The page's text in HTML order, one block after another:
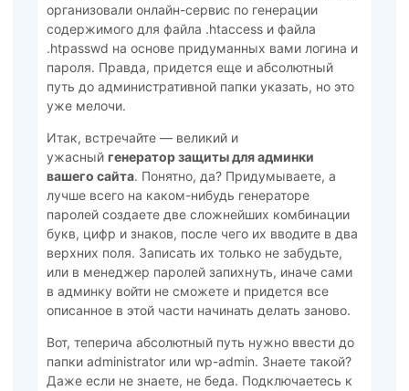
организовали онлайн-сервис по генерации
содержимого для файла .htaccess и файла
.htpasswd на основе придуманных вами логина и
пароля. Правда, придется еще и абсолютный
путь до административной папки указать, но это
уже мелочи.
Итак, встречайте — великий и
ужасный генератор защиты для админки
вашего сайта. Понятно, да? Придумываете, а
лучше всего на каком-нибудь генераторе
паролей создаете две сложнейших комбинации
букв, цифр и знаков, после чего их вводите в два
верхних поля. Записать их только не забудьте,
или в менеджер паролей запихнуть, иначе сами
в админку войти не сможете и придется все
описанное в этой части начинать делать заново.
Вот, теперича абсолютный путь нужно ввести до
папки administrator или wp-admin. Знаете такой?
Даже если не знаете, не беда. Подключаетесь к